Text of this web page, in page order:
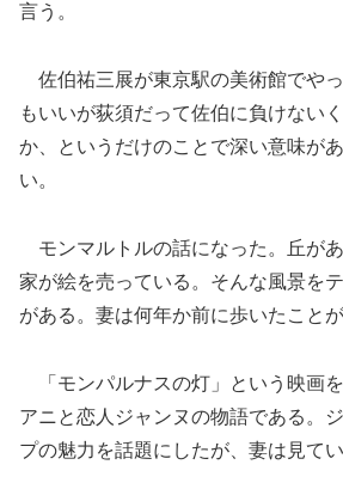
言う。
佐伯祐三展が東京駅の美術館でや
もいいが荻須だって佐伯に負けない
か、というだけのことで深い意味が
い。
モンマルトルの話になった。丘が
家が絵を売っている。そんな風景を
がある。妻は何年か前に歩いたことが
「モンパルナスの灯」という映画
アニと恋人ジャンヌの物語である。
プの魅力を話題にしたが、妻は見てい